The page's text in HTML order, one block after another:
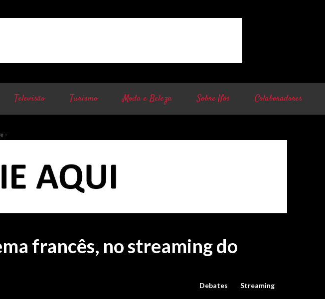
Televisão Turismo Moda e Beleza Sobre Nós Colaboradores
-
francês, no streaming do
Debates Streaming